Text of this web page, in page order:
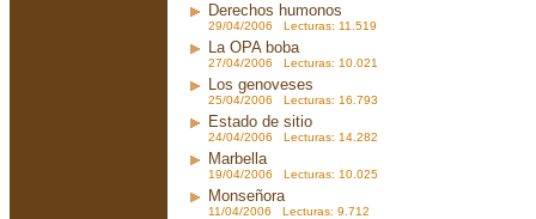
Derechos humonos
29/04/2006 Lecturas: 11.519
La OPA boba
27/04/2006 Lecturas: 10.021
Los genoveses
25/04/2006 Lecturas: 16.793
Estado de sitio
24/04/2006 Lecturas: 14.282
Marbella
19/04/2006 Lecturas: 10.025
Monseñora
11/04/2006 Lecturas: 9.712